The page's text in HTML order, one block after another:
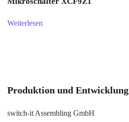
Weiterlesen
Produktion und Entwicklung
switch-it Assembling GmbH